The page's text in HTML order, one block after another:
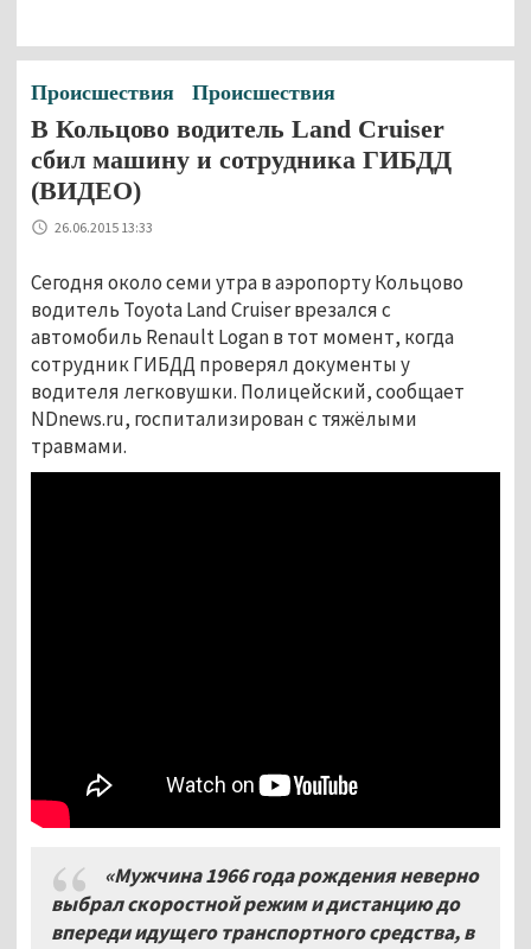
Происшествия Происшествия
В Кольцово водитель Land Cruiser
сбил машину и сотрудника ГИБДД
(ВИДЕО)
26.06.2015 13:33
Сегодня около семи утра в аэропорту Кольцово
водитель Toyota Land Cruiser врезался с
автомобиль Renault Logan в тот момент, когда
сотрудник ГИБДД проверял документы у
водителя легковушки. Полицейский, сообщает
NDnews.ru, госпитализирован с тяжёлыми
травмами.
«Мужчина 1966 года рождения неверно
выбрал скоростной режим и дистанцию до
впереди идущего транспортного средства, в